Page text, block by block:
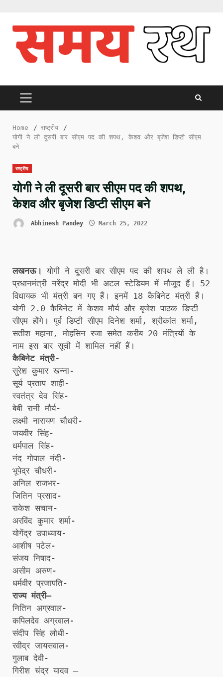
content
PRIMARY
Home
राष्ट्रीय
योगी ने ली दूसरी बार सीएम पद की शपथ, केशव और बृजेश डिप्टी सीएम
बने
राष्ट्रीय
योगी ने ली दूसरी बार सीएम पद की शपथ,
केशव और बृजेश डिप्टी सीएम बने
Abhinesh Pandey March 25, 2022
लखनऊ। योगी ने दूसरी बार सीएम पद की शपथ ले ली है।
प्रधानमंत्री नरेंद्र मोदी भी अटल स्टेडियम में मौजूद हैं। 52
विधायक भी मंत्री बन गए हैं। इनमें 18 कैबिनेट मंत्री हैं।
योगी 2.0 कैबिनेट में केशव मौर्य और बृजेश पाठक डिप्टी
सीएम होंगे। पूर्व डिप्टी सीएम दिनेश शर्मा, श्रीकांत शर्मा,
सतीश महाना, मोहसिन रजा समेत करीब 20 मंत्रियों के
नाम इस बार सूची में शामिल नहीं हैं।
कैबिनेट मंत्री-
सुरेश कुमार खन्ना-
सूर्य प्रताप शाही-
स्वतंत्र देव सिंह-
बेबी रानी मौर्य-
लक्ष्मी नारायण चौधरी-
जयवीर सिंह-
धर्मपाल सिंह-
नंद गोपाल नंदी-
भूपेद्र चौधरी-
अनिल राजभर-
जितिन प्रसाद-
राकेश सचान-
अरविंद कुमार शर्मा-
योगेंद्र उपाध्याय-
आशीष पटेल-
संजय निषाद-
असीम अरुण-
धर्मवीर प्रजापति-
राज्य मंत्री–
नितिन अग्रवाल-
कपिलदेव अग्रवाल-
संदीप सिंह लोधी-
रवीद्र जायसवाल-
गुलाब देवी-
गिरीश चंद्र यादव –